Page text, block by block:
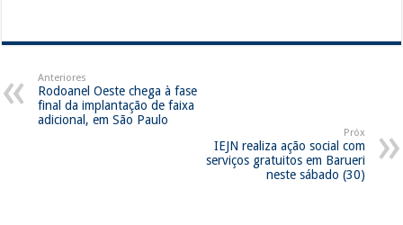
Anteriores
Rodoanel Oeste chega à fase
final da implantação de faixa
adicional, em São Paulo
Próx
IEJN realiza ação social com
serviços gratuitos em Barueri
neste sábado (30)